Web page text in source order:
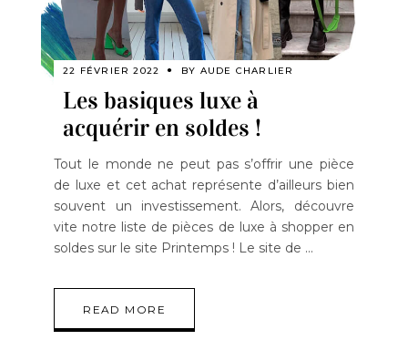
22 FÉVRIER 2022 BY AUDE CHARLIER
Les basiques luxe à
acquérir en soldes !
Tout le monde ne peut pas s’offrir une pièce
de luxe et cet achat représente d’ailleurs bien
souvent un investissement. Alors, découvre
vite notre liste de pièces de luxe à shopper en
soldes sur le site Printemps ! Le site de
READ MORE